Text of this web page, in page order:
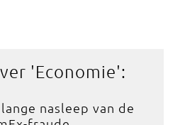
'Economie':
nasleep van de